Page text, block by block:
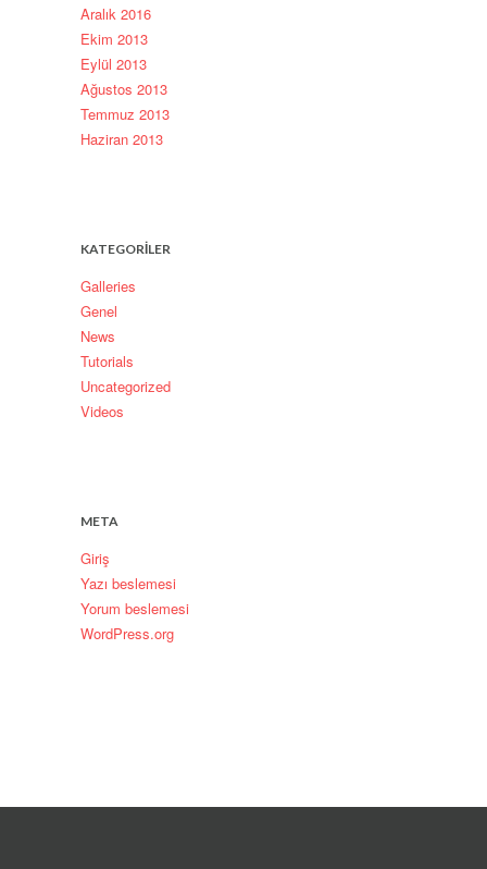
Aralık 2016
Ekim 2013
Eylül 2013
Ağustos 2013
Temmuz 2013
Haziran 2013
KATEGORILER
Galleries
Genel
News
Tutorials
Uncategorized
Videos
META
Giriş
Yazı beslemesi
Yorum beslemesi
WordPress.org